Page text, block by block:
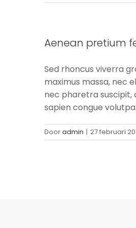
Aenean pretium
Sed rhoncus viverra
maximus massa, nec
nec pharetra suscipit,
sapien congue
Dooradmin | 27 februari